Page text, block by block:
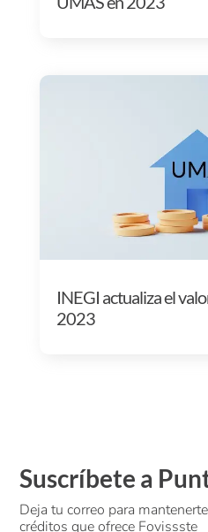
INEGI actualiza el
2023
Suscríbete a
Deja tu correo para
créditos que ofrece Fovissste